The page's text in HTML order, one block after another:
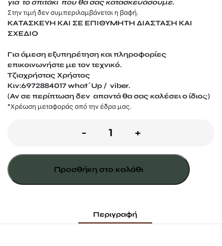
για το σπιτάκι που θα σας κατασκευάσουμε.
Στην τιμή δεν συμπεριλαμβάνεται η βαφή.
ΚΑΤΑΣΚΕΥΗ ΚΑΙ ΣΕ ΕΠΙΘΥΜΗΤΗ ΔΙΑΣΤΑΣΗ ΚΑΙ
ΣΧΕΔΙΟ
Για άμεση εξυπηρέτηση και πληροφορίες
επικοινωνήστε με τον τεχνικό.
Τζιαχρήστας Χρήστος
Κιν:6972884017 what΄Up / viber.
(Αν σε περίπτωση δεν απαντά θα σας καλέσει ο ίδιος)
*Xρέωση μεταφοράς από την έδρα μας.
-
Πόρτα
ποσότητα
+
Προσθήκη στο καλάθι
Περιγραφή